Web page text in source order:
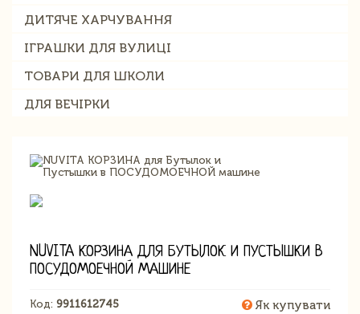
ДИТЯЧЕ ХАРЧУВАННЯ
ІГРАШКИ ДЛЯ ВУЛИЦІ
ТОВАРИ ДЛЯ ШКОЛИ
ДЛЯ ВЕЧІРКИ
NUVITA КОРЗИНА ДЛЯ БУТЫЛОК И ПУСТЫШКИ В
ПОСУДОМОЕЧНОЙ МАШИНЕ
Код: 9911612745 Як купувати